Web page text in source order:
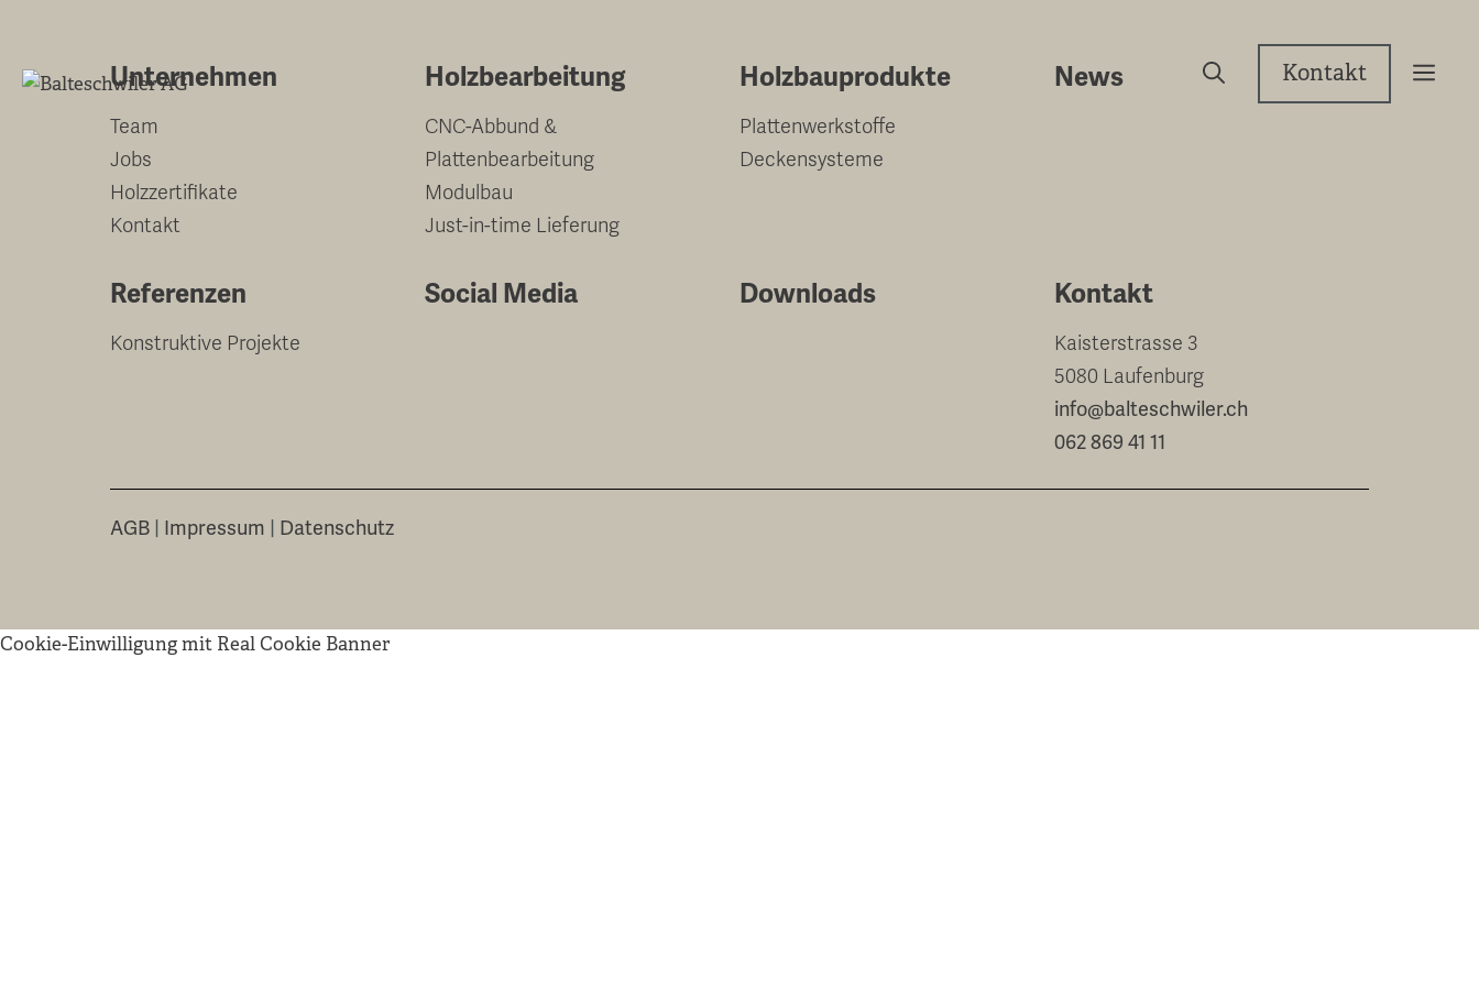
Inhalt
Kontakt
Unternehmen
Team
Jobs
Holzzertifikate
Kontakt
Holzbearbeitung
CNC-Abbund &
Plattenbearbeitung
Modulbau
Just-in-time Lieferung
Holzbauprodukte
Plattenwerkstoffe
Deckensysteme
News
Referenzen
Konstruktive Projekte
Social Media Downloads Kontakt
Kaisterstrasse 3
5080 Laufenburg
info@balteschwiler.ch
062 869 41 11
AGB | Impressum | Datenschutz
Cookie-Einwilligung mit Real Cookie Banner